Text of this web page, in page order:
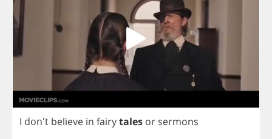
I don't believe in fairytales or sermons